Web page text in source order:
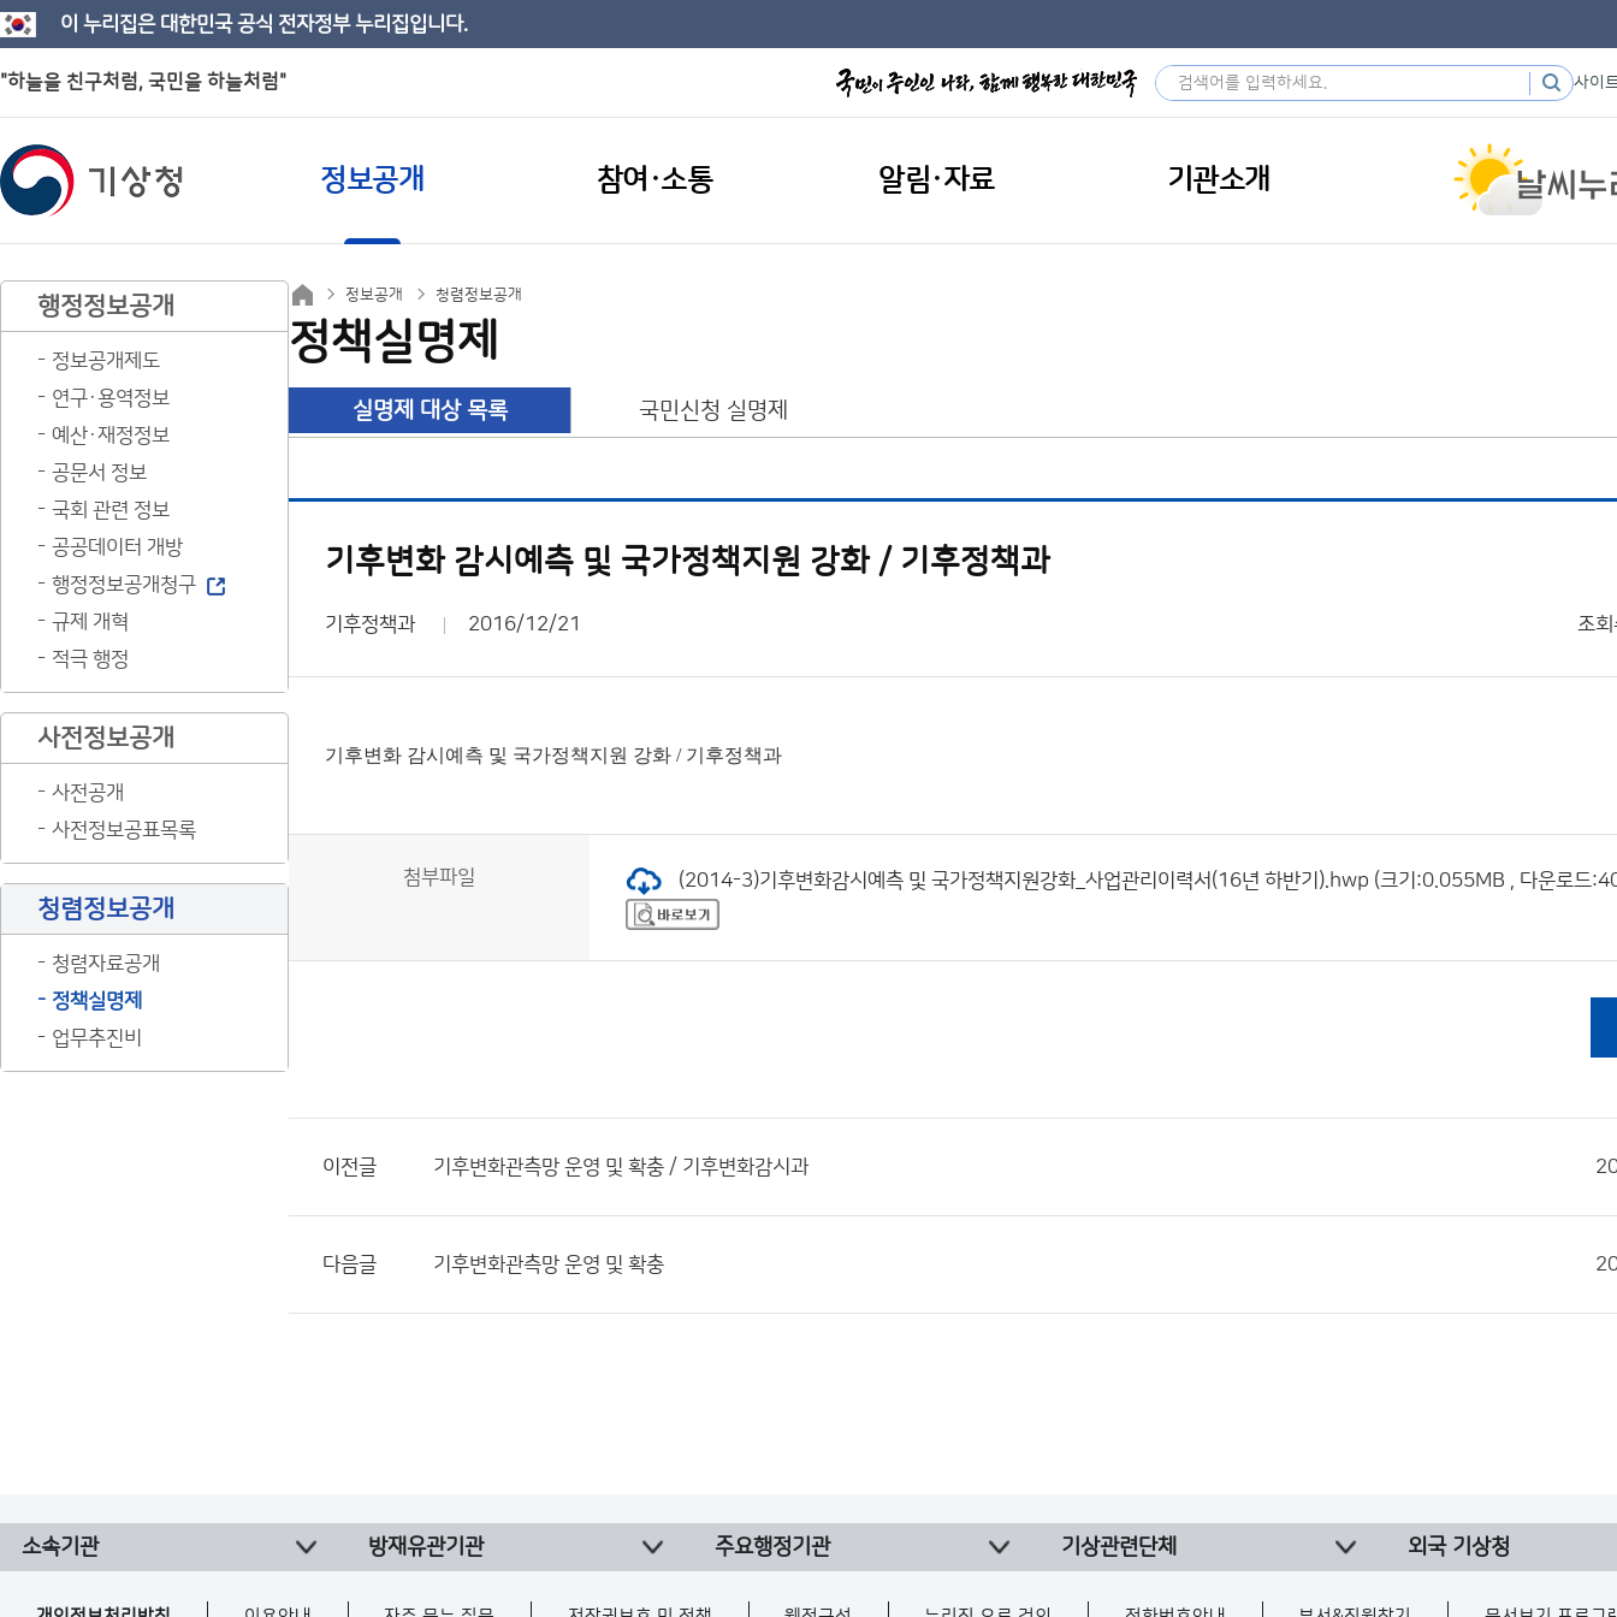
이 누리집은 대한민국 공식 전자정부 누리집입니다.
"하늘을 친구처럼, 국민을 하늘처럼" 사이
정보공개 참여·소통 알림·자료 기관소개
행정정보공개
정보공개제도
연구·용역정보
예산·재정정보
공문서 정보
국회 관련 정보
공공데이터 개방
행정정보공개청구
규제 개혁
적극 행정
사전정보공개
사전공개
사전정보공표목록
청렴정보공개
청렴자료공개
정책실명제
업무추진비
정보공개 청렴정보공개
정책실명제
실명제 대상 목록 국민신청 실명제
기후변화 감시예측 및 국가정책지원 강화 / 기후정책과
기후정책과 2016/12/21 조회
기후변화 감시예측 및 국가정책지원 강화 / 기후정책과
첨부파일 (2014-3)기후변화감시예측 및 국가정책지원강화_사업관리이력서(16년 하반기).hwp (크기:0.055MB , 다운로드
이전글 기후변화관측망 운영 및 확충 / 기후변화감시과
다음글 기후변화관측망 운영 및 확충
소속기관 방재유관기관 주요행정기관 기상관련단체 외국 기상청